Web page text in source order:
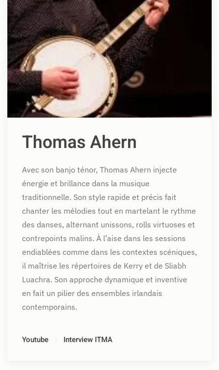
Thomas Ahern
Avec son banjo ténor, Thomas Ahern injecte
énergie et brillance dans la musique
traditionnelle. Son style rapide et précis fait
chanter les mélodies tout en martelant le rythme
des danses, alternant unissons, rolls virtuoses et
contrepoints malins. À l’aise dans les sessions
endiablées comme dans les contextes scéniques,
il maîtrise les répertoires de Kerry et de Sliabh
Luachra. Son approche dynamique et inventive
en fait un pilier des ensembles irlandais
contemporains.
Youtube Interview ITMA